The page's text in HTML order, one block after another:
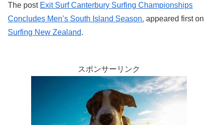
The post Exit Surf Canterbury Surfing Championships
Concludes Men’s South Island Season. appeared first on
Surfing New Zealand.
スポンサーリンク